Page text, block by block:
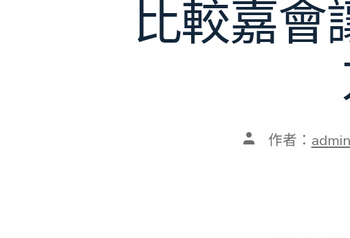
比較嘉會
文 作者： admin